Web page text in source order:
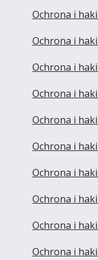
Ochrona i
Ochrona i
Ochrona i
Ochrona i
Ochrona i
Ochrona i
Ochrona i
Ochrona i
Ochrona i
Ochrona i